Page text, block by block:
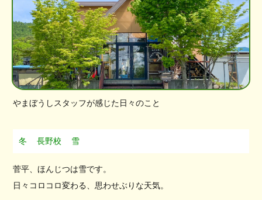
やまぼうしスタッフが感じた日々のこと
冬 長野校 雪
菅平、ほんじつは雪です。
日々コロコロ変わる、思わせぶりな天気。